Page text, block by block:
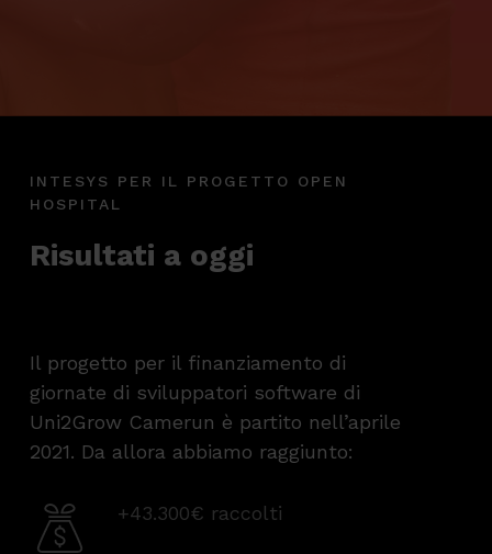
INTESYS PER IL PROGETTO OPEN
HOSPITAL
Risultati a oggi
Il progetto per il finanziamento di
giornate di sviluppatori software di
Uni2Grow Camerun è partito nell’aprile
2021. Da allora abbiamo raggiunto:
+43.300€ raccolti